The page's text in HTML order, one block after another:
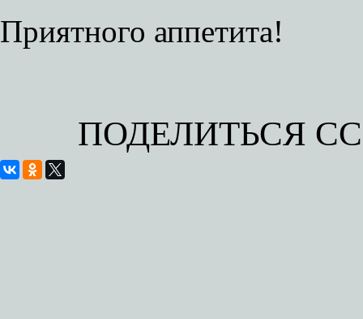
Приятного аппетита!
ПОДЕЛИТЬСЯ